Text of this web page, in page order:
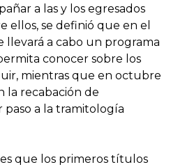
a las y los egresados
ellos, se definió que en el
llevará a cabo un programa
conocer sobre los
mientras que en octubre
la recabación de
a la tramitología
que los primeros títulos